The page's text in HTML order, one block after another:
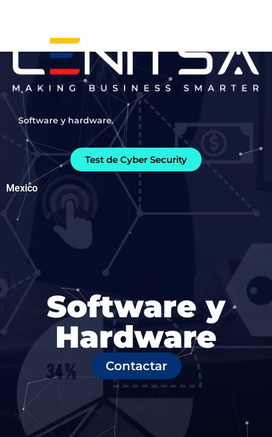
Software y hardware
Test de Cyber Security
Mexico
Software y
Hardware
Contactar